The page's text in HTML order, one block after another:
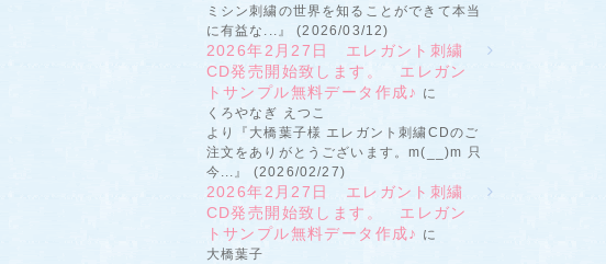
ミシン刺繍の世界を知ることができて本当
に有益な...』 (2026/03/12)
2026年2月27日 エレガント刺繍
CD発売開始致します。 エレガン
トサンプル無料データ作成♪ に
くろやなぎ えつこ
より『大橋葉子様 エレガント刺繍CDのご
注文をありがとうございます。m(__)m 只
今...』 (2026/02/27)
2026年2月27日 エレガント刺繍
CD発売開始致します。 エレガン
トサンプル無料データ作成♪ に
大橋葉子